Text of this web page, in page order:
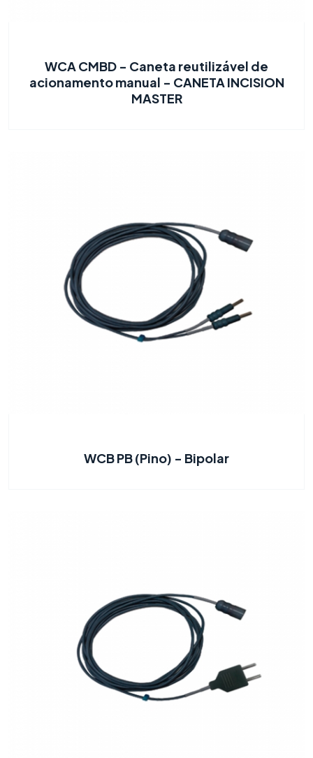
WCA CMBD - Caneta reutilizável de
acionamento manual - CANETA INCISION
MASTER
WCB PB (Pino) - Bipolar